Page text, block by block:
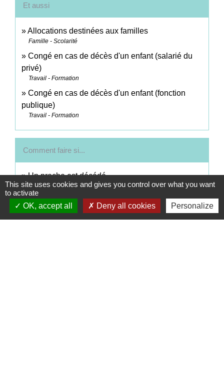
Et aussi
Allocations destinées aux familles
Famille - Scolarité
Congé en cas de décès d'un enfant (salarié du
privé)
Travail - Formation
Congé en cas de décès d'un enfant (fonction
publique)
Travail - Formation
Comment faire si...
Un proche est décédé
Signaler une erreur sur cette page
This site uses cookies and gives you control over what you want
to activate
OK, accept all
Deny all cookies Personalize